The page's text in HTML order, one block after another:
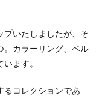
プいたしましたが、そ
。カラーリング、ベル
ます。
るコレクションであ